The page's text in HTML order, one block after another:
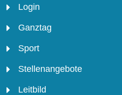
Login
Ganztag
Sport
Stellenangebote
Leitbild